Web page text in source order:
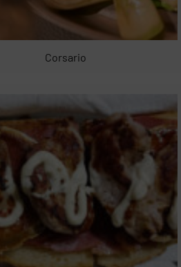
Corsario